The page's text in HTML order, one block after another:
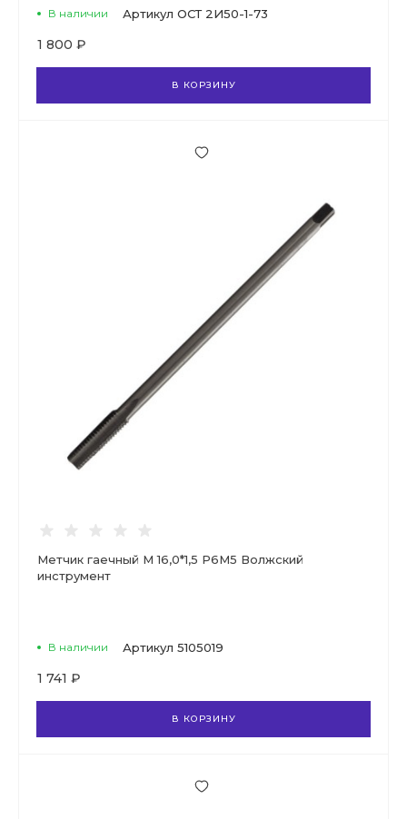
В наличии Артикул ОСТ 2И50-1-73
1 800 ₽
В КОРЗИНУ
Метчик гаечный М 16,0*1,5 Р6М5 Волжский
инструмент
В наличии Артикул 5105019
1 741 ₽
В КОРЗИНУ